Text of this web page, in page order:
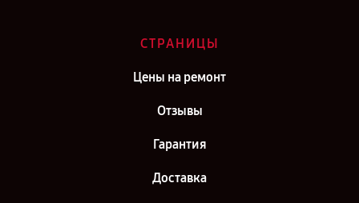
СТРАНИЦЫ
Цены на ремонт
Отзывы
Гарантия
Доставка